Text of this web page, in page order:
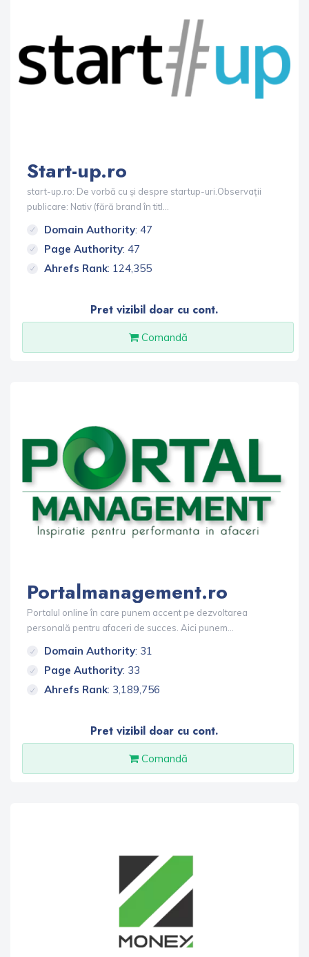
Start-up.ro
start-up.ro: De vorbă cu și despre startup-uri.Observații
publicare: Nativ (fără brand în titl...
Domain Authority: 47
Page Authority: 47
Ahrefs Rank: 124,355
Pret vizibil doar cu cont.
Comandă
Portalmanagement.ro
Portalul online în care punem accent pe dezvoltarea
personală pentru afaceri de succes. Aici punem...
Domain Authority: 31
Page Authority: 33
Ahrefs Rank: 3,189,756
Pret vizibil doar cu cont.
Comandă